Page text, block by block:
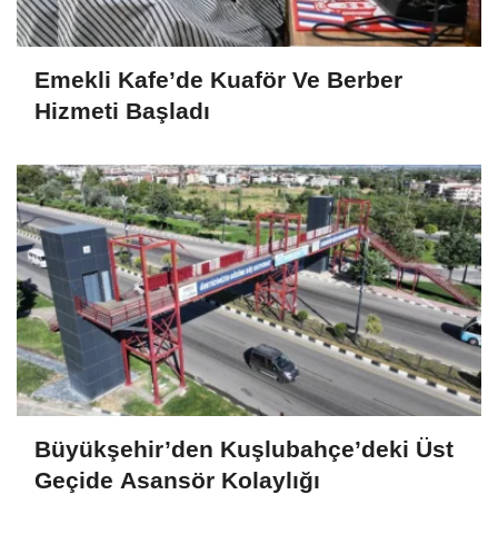
Emekli Kafe’de Kuaför Ve Berber
Hizmeti Başladı
Büyükşehir’den Kuşlubahçe’deki Üst
Geçide Asansör Kolaylığı